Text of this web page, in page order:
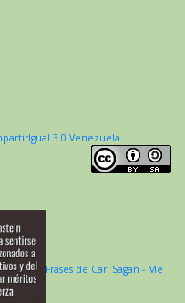
3.0 Venezuela.
Frases de Carl Sagan - Me